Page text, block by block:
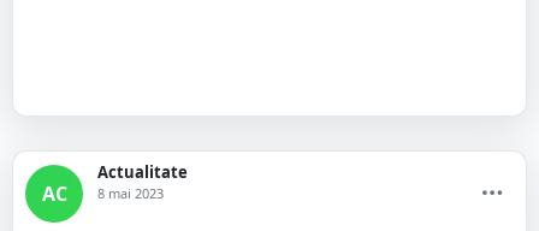
AC
Actualitate
8 mai 2023